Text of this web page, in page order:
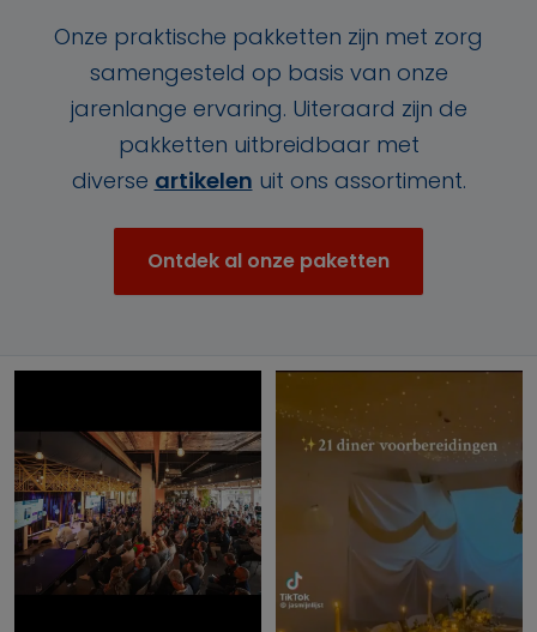
Onze praktische pakketten zijn met zorg
samengesteld op basis van onze
jarenlange ervaring. Uiteraard zijn de
pakketten uitbreidbaar met
diverse artikelen uit ons assortiment.
Ontdek al onze paketten